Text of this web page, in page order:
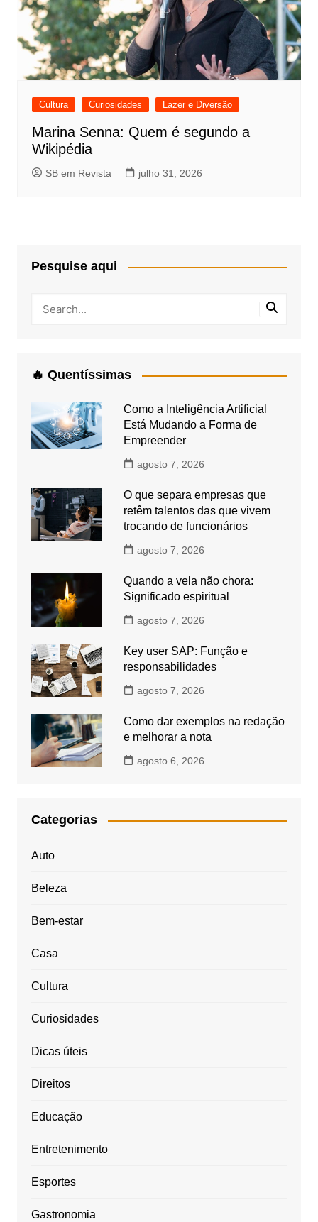
Cultura Curiosidades Lazer e Diversão
Marina Senna: Quem é segundo a
Wikipédia
SB em Revista julho 31, 2026
Pesquise aqui
🔥 Quentíssimas
Como a Inteligência Artificial
Está Mudando a Forma de
Empreender
agosto 7, 2026
O que separa empresas que
retêm talentos das que vivem
trocando de funcionários
agosto 7, 2026
Quando a vela não chora:
Significado espiritual
agosto 7, 2026
Key user SAP: Função e
responsabilidades
agosto 7, 2026
Como dar exemplos na redação
e melhorar a nota
agosto 6, 2026
Categorias
Auto
Beleza
Bem-estar
Casa
Cultura
Curiosidades
Dicas úteis
Direitos
Educação
Entretenimento
Esportes
Gastronomia